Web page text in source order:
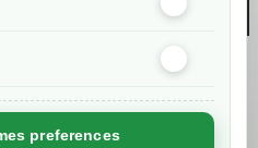
preferences
Nageoconcept